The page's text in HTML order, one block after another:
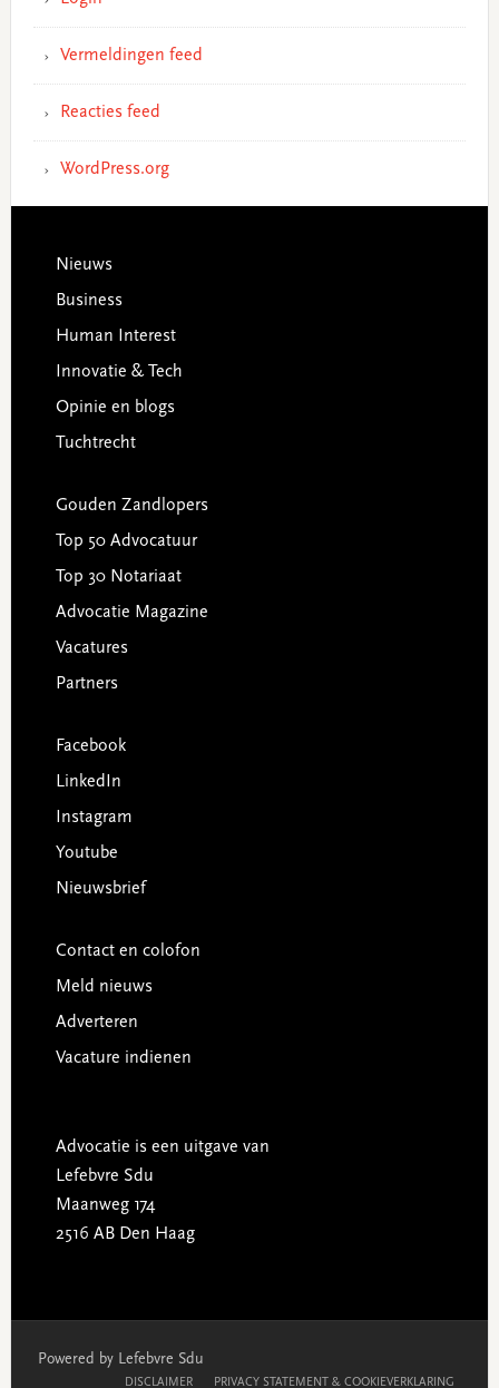
Vermeldingen feed
Reacties feed
WordPress.org
Footer
Nieuws
Business
Human Interest
Innovatie & Tech
Opinie en blogs
Tuchtrecht
Gouden Zandlopers
Top 50 Advocatuur
Top 30 Notariaat
Advocatie Magazine
Vacatures
Partners
Facebook
LinkedIn
Instagram
Youtube
Nieuwsbrief
Contact en colofon
Meld nieuws
Adverteren
Vacature indienen
Advocatie is een uitgave van
Lefebvre Sdu
Maanweg 174
2516 AB Den Haag
Powered by Lefebvre Sdu
DISCLAIMER PRIVACY STATEMENT & COOKIEVERKLARING